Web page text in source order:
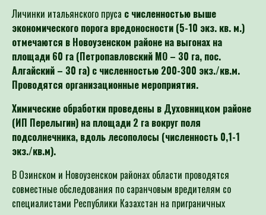
Личинки итальянского пруса с численностью выше
экономического порога вредоносности (5-10 экз. кв. м.)
отмечаются в Новоузенском районе на выгонах на
площади 60 га (Петропавловский МО – 30 га, пос.
Алгайский – 30 га) с численностью 200-300 экз./кв.м.
Проводятся организационные мероприятия.
Химические обработки проведены в Духовницком районе
(ИП Перелыгин) на площади 2 га вокруг поля
подсолнечника, вдоль лесополосы (численность 0,1-1
экз./кв.м).
В Озинском и Новоузенском районах области проводятся
совместные обследования по саранчовым вредителям со
специалистами Республики Казахстан на приграничных
территориях.